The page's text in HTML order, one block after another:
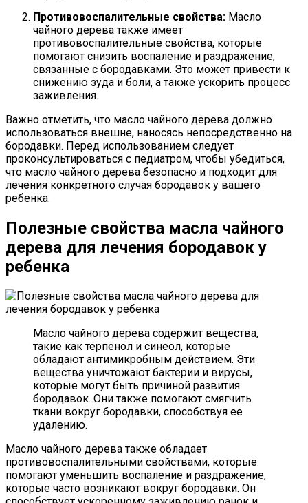
Противовоспалительные свойства: Масло
чайного дерева также имеет
противовоспалительные свойства, которые
помогают снизить воспаление и раздражение,
связанные с бородавками. Это может привести к
снижению зуда и боли, а также ускорить процесс
заживления.
Важно отметить, что масло чайного дерева должно
использоваться внешне, наносясь непосредственно на
бородавки. Перед использованием следует
проконсультироваться с педиатром, чтобы убедиться,
что масло чайного дерева безопасно и подходит для
лечения конкретного случая бородавок у вашего
ребенка.
Полезные свойства масла чайного
дерева для лечения бородавок у
ребенка
Масло чайного дерева содержит вещества,
такие как терпенол и синеол, которые
обладают антимикробным действием. Эти
вещества уничтожают бактерии и вирусы,
которые могут быть причиной развития
бородавок. Они также помогают смягчить
ткани вокруг бородавки, способствуя ее
удалению.
Масло чайного дерева также обладает
противовоспалительными свойствами, которые
помогают уменьшить воспаление и раздражение,
которые часто возникают вокруг бородавки. Он